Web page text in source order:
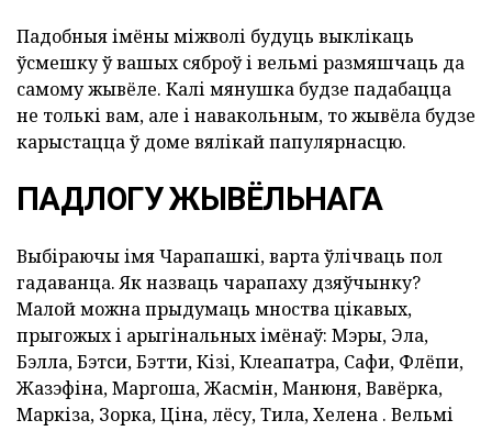
Падобныя імёны міжволі будуць выклікаць
ўсмешку ў вашых сяброў і вельмі размяшчаць да
самому жывёле. Калі мянушка будзе падабацца
не толькі вам, але і навакольным, то жывёла будзе
карыстацца ў доме вялікай папулярнасцю.
ПАДЛОГУ ЖЫВЁЛЬНАГА
Выбіраючы імя Чарапашкі, варта ўлічваць пол
гадаванца. Як назваць чарапаху дзяўчынку?
Малой можна прыдумаць мноства цікавых,
прыгожых і арыгінальных імёнаў: Мэры, Эла,
Бэлла, Бэтси, Бэтти, Кізі, Клеапатра, Сафи, Флёпи,
Жазэфіна, Маргоша, Жасмін, Манюня, Вавёрка,
Маркіза, Зорка, Ціна, лёсу, Тила, Хелена . Вельмі